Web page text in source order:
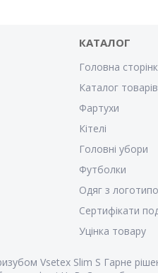
КАТАЛОГ
Головна
Каталог товарів
Фартухи
Кітелі
Головні убори
Футболки
Одяг з
Сертифікати
Уцінка товару
Vsetex Slim S Гарне